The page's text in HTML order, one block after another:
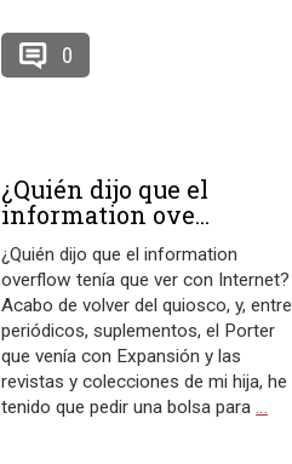
0
¿Quién dijo que el
information ove...
¿Quién dijo que el information
overflow tenía que ver con Internet?
Acabo de volver del quiosco, y, entre
periódicos, suplementos, el Porter
que venía con Expansión y las
revistas y colecciones de mi hija, he
tenido que pedir una bolsa para…